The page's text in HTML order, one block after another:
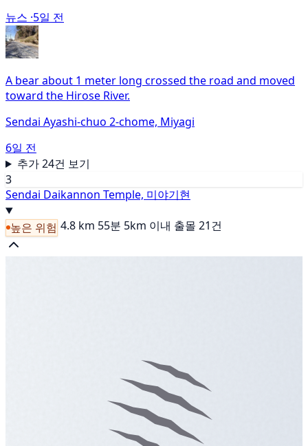
뉴스 ·5일 전
A bear about 1 meter long crossed the road and moved
toward the Hirose River.
Sendai Ayashi-chuo 2-chome, Miyagi
6일 전
추가 24건 보기
3
Sendai Daikannon Temple, 미야기현
높은 위험 4.8 km 55분 5km 이내 출몰 21건